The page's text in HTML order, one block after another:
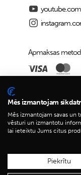
Apmaksas
Piegādes iespējas:
Mēs izmantojam
Mēs izmantojam savas un
vēsturi un izmantotu
lai ieteiktu Jums citus
Piekrītu